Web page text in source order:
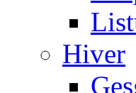
Hiver